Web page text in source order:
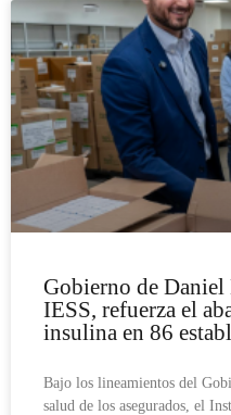
Gobierno de Daniel
IESS, refuerza el
insulina en 86
Bajo los lineamientos del
salud de los asegurados, el